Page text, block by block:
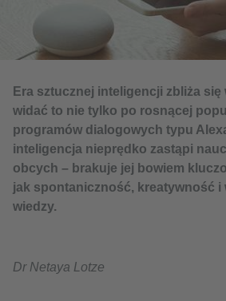
Era sztucznej inteligencji zbliża się
widać to nie tylko po rosnącej
programów dialogowych typu
inteligencja nieprędko zastąpi
obcych – brakuje jej bowiem
jak spontaniczność, kreatywność i
wiedzy.
Dr Netaya Lotze